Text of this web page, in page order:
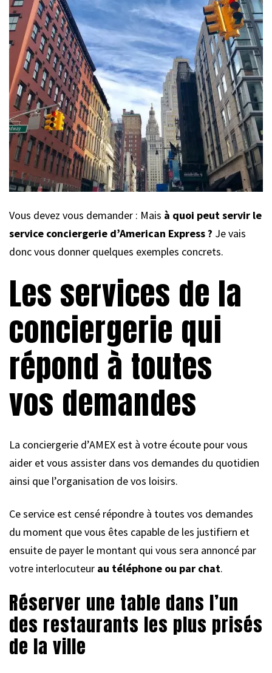
Vous devez vous demander : Mais à quoi peut servir le
service conciergerie d’American Express ? Je vais
donc vous donner quelques exemples concrets.
Les services de la
conciergerie qui
répond à toutes
vos demandes
La conciergerie d’AMEX est à votre écoute pour vous
aider et vous assister dans vos demandes du quotidien
ainsi que l’organisation de vos loisirs.
Ce service est censé répondre à toutes vos demandes
du moment que vous êtes capable de les justifiern et
ensuite de payer le montant qui vous sera annoncé par
votre interlocuteur au téléphone ou par chat.
Réserver une table dans l’un
des restaurants les plus prisés
de la ville